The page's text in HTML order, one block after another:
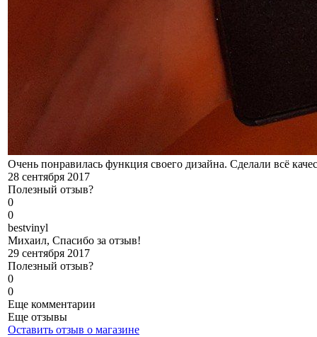
Очень понравилась функция своего дизайна. Сделали всё
28 сентября 2017
Полезный отзыв?
0
0
bestvinyl
Михаил, Спасибо за отзыв!
29 сентября 2017
Полезный отзыв?
0
0
Еще комментарии
Еще отзывы
Оставить отзыв о магазине